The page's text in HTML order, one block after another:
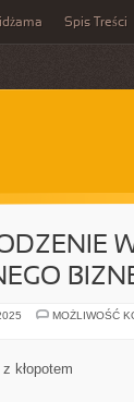
Spis Treści
MOŻLIWOŚĆ
kłopotem